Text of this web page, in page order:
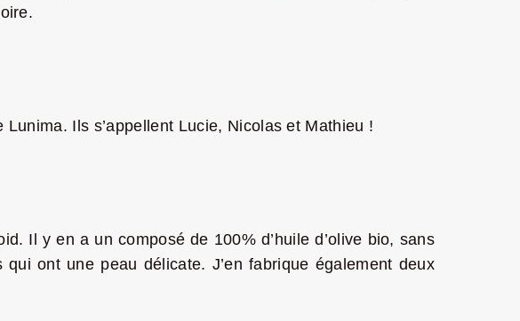
Ils s’appellent Lucie, Nicolas et Mathieu !
Il y en a un composé de 100% d’huile d’olive bio, sans
ont une peau délicate. J’en fabrique également deux